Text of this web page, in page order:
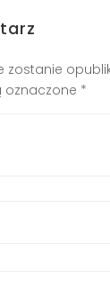
zostanie
oznaczone *